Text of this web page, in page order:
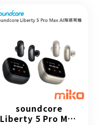
soundcore
Liberty 5 Pro Max